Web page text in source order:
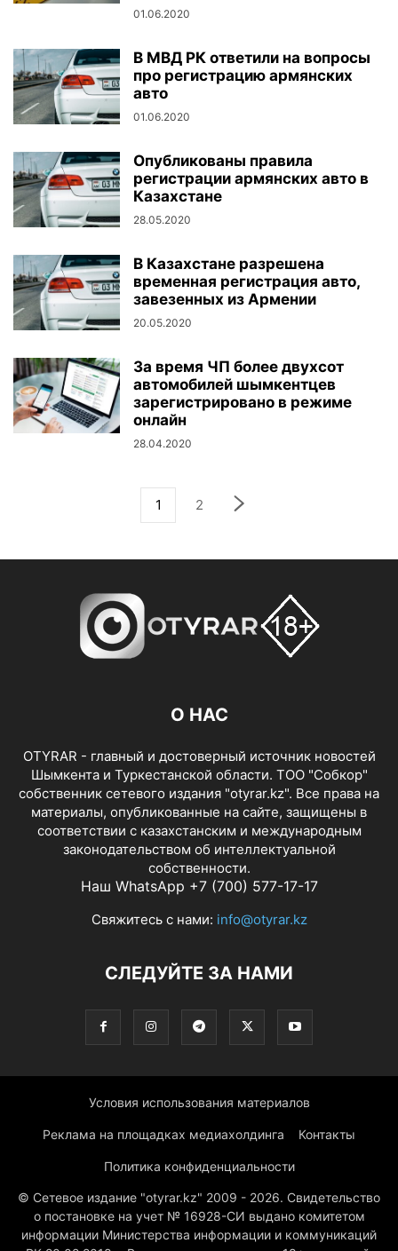
01.06.2020
В МВД РК ответили на вопросы
про регистрацию армянских
авто
01.06.2020
Опубликованы правила
регистрации армянских авто в
Казахстане
28.05.2020
В Казахстане разрешена
временная регистрация авто,
завезенных из Армении
20.05.2020
За время ЧП более двухсот
автомобилей шымкентцев
зарегистрировано в режиме
онлайн
28.04.2020
1 2
О НАС
OTYRAR - главный и достоверный источник новостей
Шымкента и Туркестанской области. ТОО "Собкор"
собственник сетевого издания "otyrar.kz". Все права на
материалы, опубликованные на сайте, защищены в
соответствии с казахстанским и международным
законодательством об интеллектуальной
собственности.
Наш WhatsApp +7 (700) 577-17-17
Свяжитесь с нами: info@otyrar.kz
СЛЕДУЙТЕ ЗА НАМИ
Условия использования материалов
Реклама на площадках медиахолдинга Контакты
Политика конфиденциальности
© Сетевое издание "otyrar.kz" 2009 - 2026. Свидетельство
о постановке на учет № 16928-СИ выдано комитетом
информации Министерства информации и коммуникаций